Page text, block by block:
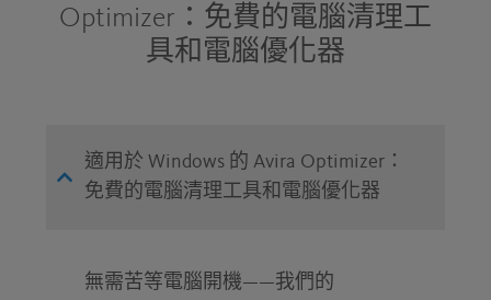
Optimizer：免費的電腦清理工
具和電腦優化器
適用於 Windows 的 Avira Optimizer：
免費的電腦清理工具和電腦優化器
無需苦等電腦開機——我們的